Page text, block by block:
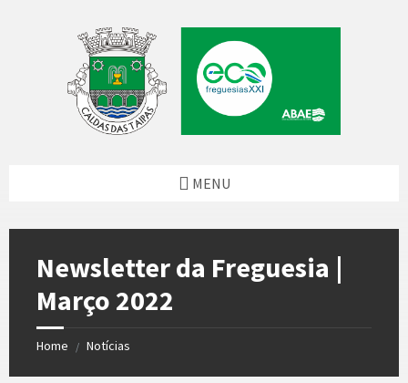
MENU
Newsletter da Freguesia |
Março 2022
Home / Notícias